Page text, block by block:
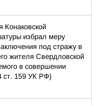
Конаковской
избрал меру
под стражу в
жителя Свердловской
в совершении
ст. 159 УК РФ)